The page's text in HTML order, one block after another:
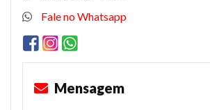
Fale no Whatsapp
Mensagem